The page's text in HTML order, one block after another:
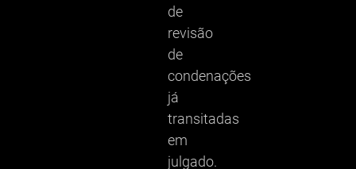
de
revisão
de
condenações
já
transitadas
em
julgado.